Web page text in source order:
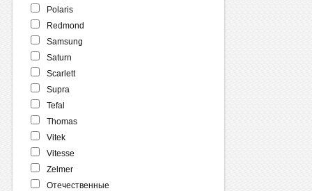
Polaris
Redmond
Samsung
Saturn
Scarlett
Supra
Tefal
Thomas
Vitek
Vitesse
Zelmer
Отечественные